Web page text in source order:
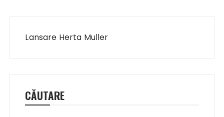
Lansare Herta Muller
CĂUTARE